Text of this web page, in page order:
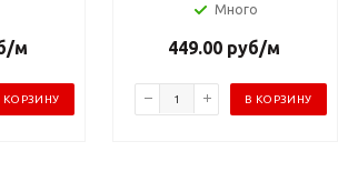
/м
КОРЗИНУ
Много
449.00руб/м
В КОРЗИНУ